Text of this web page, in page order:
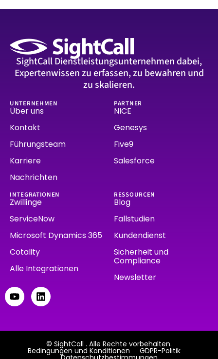
SightCall Dienstleistungsunternehmen dabei,
Expertenwissen zu erfassen, zu bewahren und
zu skalieren.
UNTERNEHMEN
Über uns
Kontakt
Führungsteam
Karriere
Nachrichten
PARTNER
NICE
Genesys
Five9
Salesforce
INTEGRATIONEN
Zwillinge
ServiceNow
Microsoft Dynamics 365
Cotality
Alle Integrationen
RESSOURCEN
Blog
Fallstudien
Kundendienst
Sicherheit und
Compliance
Newsletter
© SightCall . Alle Rechte vorbehalten.
Bedingungen und Konditionen GDPR-Politik